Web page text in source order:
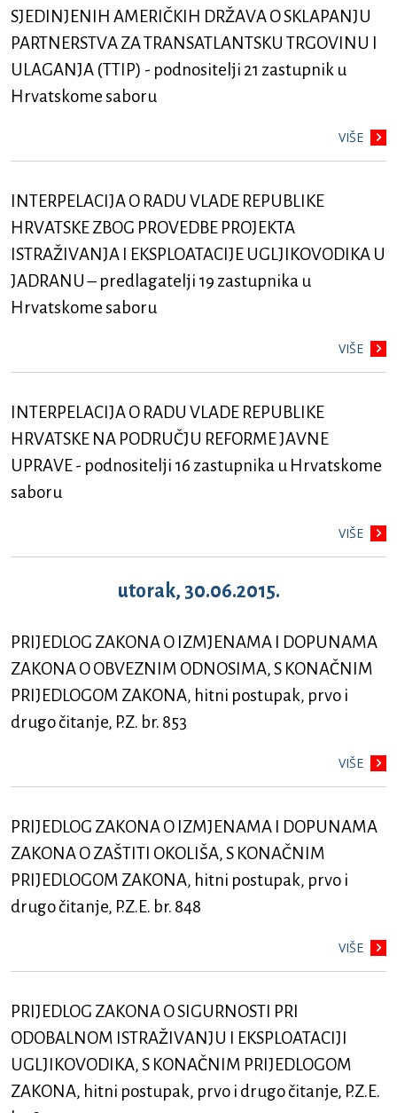
SJEDINJENIH AMERIČKIH DRŽAVA O SKLAPANJU
PARTNERSTVA ZA TRANSATLANTSKU TRGOVINU I
ULAGANJA (TTIP) - podnositelji 21 zastupnik u
Hrvatskome saboru
VIŠE
INTERPELACIJA O RADU VLADE REPUBLIKE
HRVATSKE ZBOG PROVEDBE PROJEKTA
ISTRAŽIVANJA I EKSPLOATACIJE UGLJIKOVODIKA U
JADRANU – predlagatelji 19 zastupnika u
Hrvatskome saboru
VIŠE
INTERPELACIJA O RADU VLADE REPUBLIKE
HRVATSKE NA PODRUČJU REFORME JAVNE
UPRAVE - podnositelji 16 zastupnika u Hrvatskome
saboru
VIŠE
utorak, 30.06.2015.
PRIJEDLOG ZAKONA O IZMJENAMA I DOPUNAMA
ZAKONA O OBVEZNIM ODNOSIMA, S KONAČNIM
PRIJEDLOGOM ZAKONA, hitni postupak, prvo i
drugo čitanje, P.Z. br. 853
VIŠE
PRIJEDLOG ZAKONA O IZMJENAMA I DOPUNAMA
ZAKONA O ZAŠTITI OKOLIŠA, S KONAČNIM
PRIJEDLOGOM ZAKONA, hitni postupak, prvo i
drugo čitanje, P.Z.E. br. 848
VIŠE
PRIJEDLOG ZAKONA O SIGURNOSTI PRI
ODOBALNOM ISTRAŽIVANJU I EKSPLOATACIJI
UGLJIKOVODIKA, S KONAČNIM PRIJEDLOGOM
ZAKONA, hitni postupak, prvo i drugo čitanje, P.Z.E.